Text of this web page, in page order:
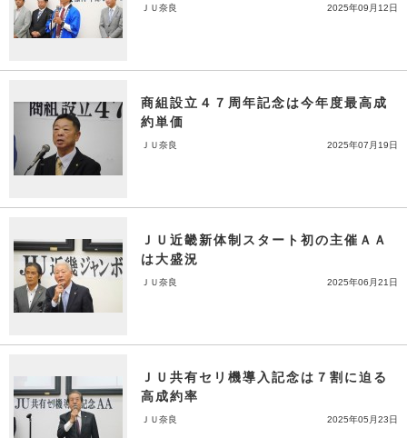
ＪＵ奈良 2025年09月12日
商組設立４７周年記念は今年度最高成
約単価
ＪＵ奈良 2025年07月19日
ＪＵ近畿新体制スタート初の主催ＡＡ
は大盛況
ＪＵ奈良 2025年06月21日
ＪＵ共有セリ機導入記念は７割に迫る
高成約率
ＪＵ奈良 2025年05月23日